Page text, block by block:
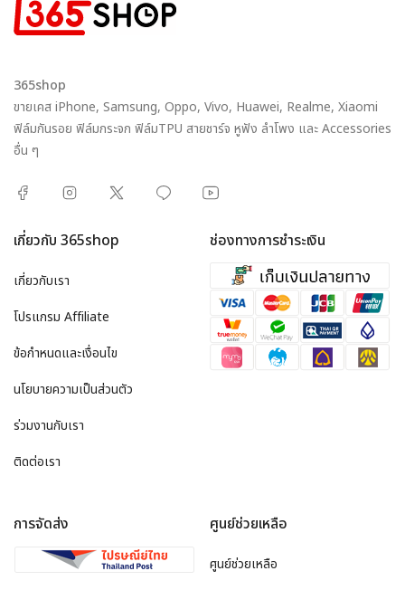
365shop
ขายเคส iPhone, Samsung, Oppo, Vivo, Huawei, Realme, Xiaomi
ฟิล์มกันรอย ฟิล์มกระจก ฟิล์มTPU สายชาร์จ หูฟัง ลำโพง และ Accessories
อื่น ๆ
เกี่ยวกับ 365shop
เกี่ยวกับเรา
โปรแกรม Affiliate
ข้อกำหนดและเงื่อนไข
นโยบายความเป็นส่วนตัว
ร่วมงานกับเรา
ติดต่อเรา
ช่องทางการชำระเงิน
การจัดส่ง ศูนย์ช่วยเหลือ
ศูนย์ช่วยเหลือ